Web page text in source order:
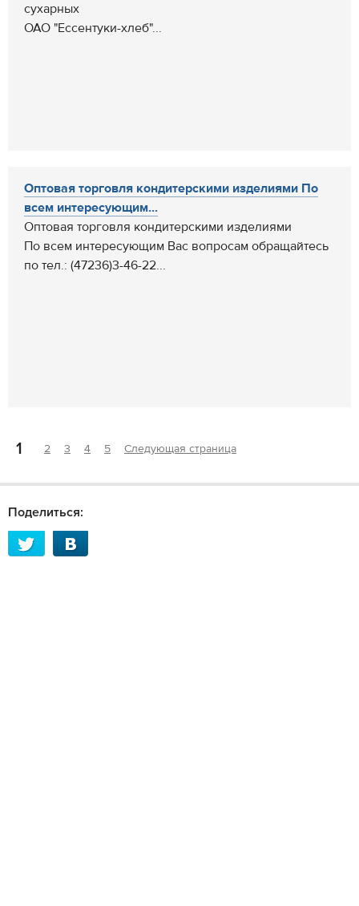
сухарных
ОАО "Ессентуки-хлеб"...
Оптовая торговля кондитерскими изделиями По
всем интересующим...
Оптовая торговля кондитерскими изделиями
По всем интересующим Вас вопросам обращайтесь
по тел.: (47236)3-46-22...
1 2 3 4 5 Следующая страница
Поделиться: